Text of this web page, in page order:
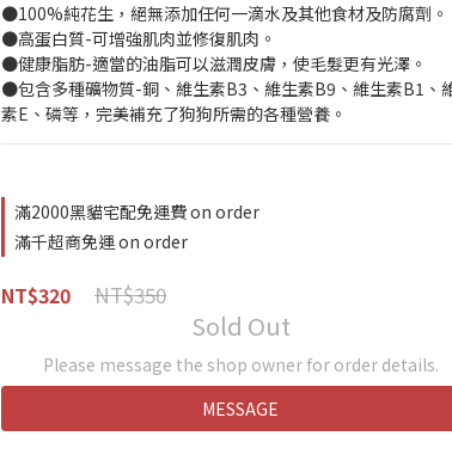
●100%純花生，絕無添加任何一滴水及其他食材及防腐劑。
●高蛋白質-可增強肌肉並修復肌肉。
●健康脂肪-適當的油脂可以滋潤皮膚，使毛髮更有光澤。
●包含多種礦物質-銅、維生素B3、維生素B9、維生素B1、
素E、磷等，完美補充了狗狗所需的各種營養。
滿2000黑貓宅配免運費 on order
滿千超商免運 on order
NT$320 NT$350
Sold Out
Please message the shop owner for order details.
MESSAGE